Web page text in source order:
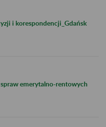
i korespondencji_Gdańsk
emerytalno-rentowych